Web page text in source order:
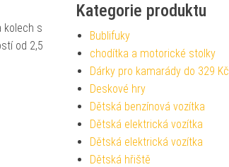
kolech s
od 2,5
Kategorie produktu
Bublifuky
chodítka a motorické stolky
Dárky pro kamarády do 329 Kč
Deskové hry
Dětská benzínová vozítka
Dětská elektrická vozítka
Dětská elektrická vozítka
Dětská hřiště